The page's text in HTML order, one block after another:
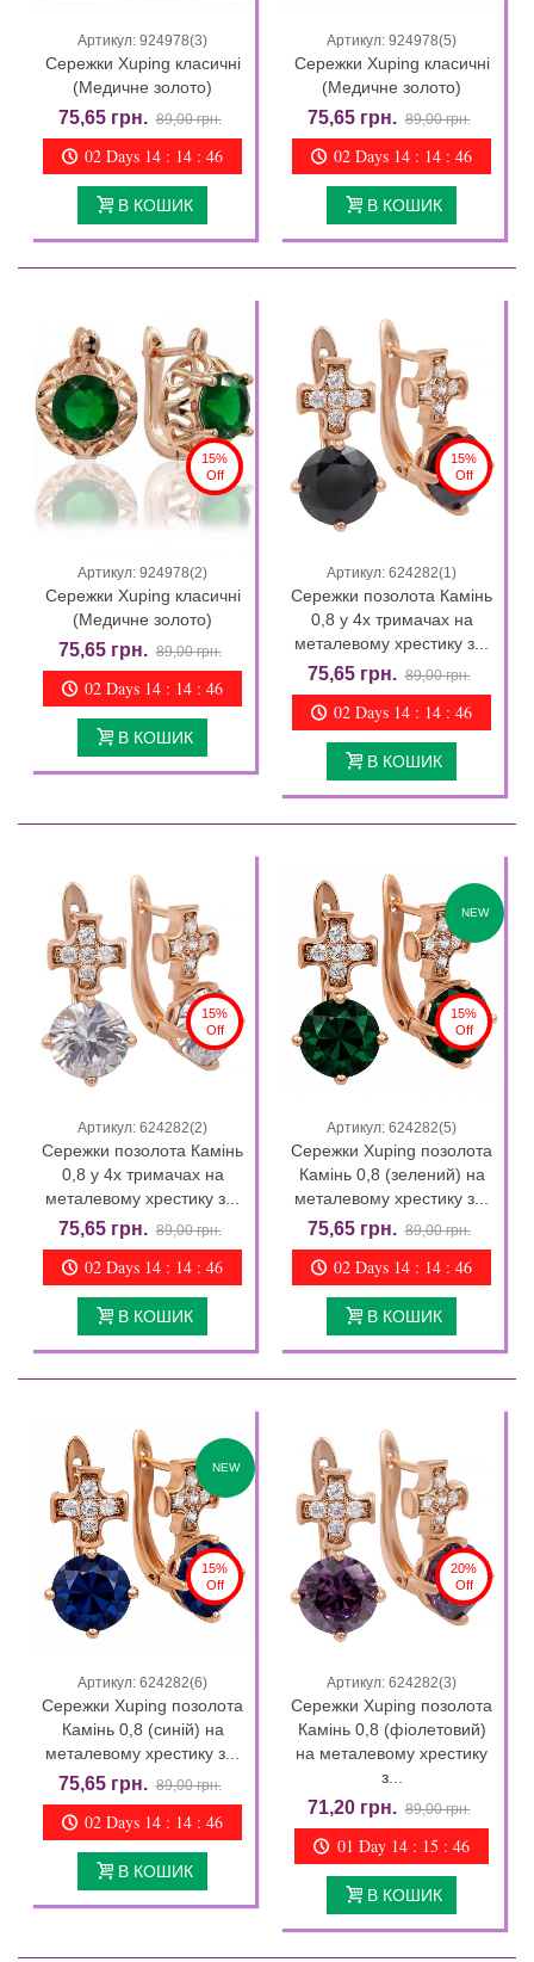
Артикул: 924978(3)
Сережки Xuping класичні
(Медичне золото)
75,65 грн. 89,00 грн.
02 Days 14 : 14 : 44
В КОШИК
Артикул: 924978(5)
Сережки Xuping класичні
(Медичне золото)
75,65 грн. 89,00 грн.
02 Days 14 : 14 : 44
В КОШИК
15%
Off
Артикул: 924978(2)
Сережки Xuping класичні
(Медичне золото)
75,65 грн. 89,00 грн.
02 Days 14 : 14 : 44
В КОШИК
15%
Off
Артикул: 624282(1)
Сережки позолота Камінь
0,8 у 4х тримачах на
металевому хрестику з...
75,65 грн. 89,00 грн.
02 Days 14 : 14 : 44
В КОШИК
15%
Off
Артикул: 624282(2)
Сережки позолота Камінь
0,8 у 4х тримачах на
металевому хрестику з...
75,65 грн. 89,00 грн.
02 Days 14 : 14 : 44
В КОШИК
NEW
15%
Off
Артикул: 624282(5)
Сережки Xuping позолота
Камінь 0,8 (зелений) на
металевому хрестику з...
75,65 грн. 89,00 грн.
02 Days 14 : 14 : 44
В КОШИК
NEW
15%
Off
Артикул: 624282(6)
Сережки Xuping позолота
Камінь 0,8 (синій) на
металевому хрестику з...
75,65 грн. 89,00 грн.
02 Days 14 : 14 : 44
В КОШИК
20%
Off
Артикул: 624282(3)
Сережки Xuping позолота
Камінь 0,8 (фіолетовий)
на металевому хрестику
з...
71,20 грн. 89,00 грн.
01 Day 14 : 15 : 44
В КОШИК